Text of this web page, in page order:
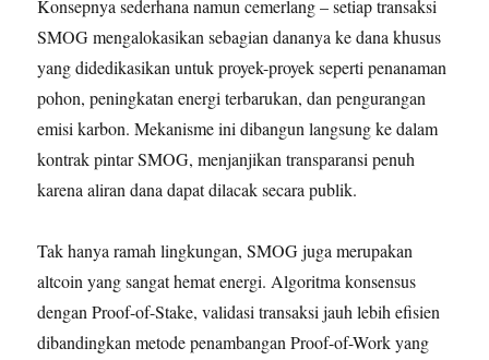
Konsepnya sederhana namun cemerlang – setiap transaksi
SMOG mengalokasikan sebagian dananya ke dana khusus
yang didedikasikan untuk proyek-proyek seperti penanaman
pohon, peningkatan energi terbarukan, dan pengurangan
emisi karbon. Mekanisme ini dibangun langsung ke dalam
kontrak pintar SMOG, menjanjikan transparansi penuh
karena aliran dana dapat dilacak secara publik.
Tak hanya ramah lingkungan, SMOG juga merupakan
altcoin yang sangat hemat energi. Algoritma konsensus
dengan Proof-of-Stake, validasi transaksi jauh lebih efisien
dibandingkan metode penambangan Proof-of-Work yang